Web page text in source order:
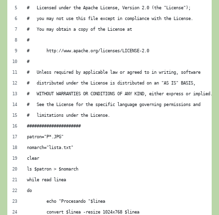
#   Licensed under the Apache License, Version 2.0 (the "License");
#   you may not use this file except in compliance with the License.
#   You may obtain a copy of the License at
#
#       http://www.apache.org/licenses/LICENSE-2.0
#
#   Unless required by applicable law or agreed to in writing, software
#   distributed under the License is distributed on an "AS IS" BASIS,
#   WITHOUT WARRANTIES OR CONDITIONS OF ANY KIND, either express or implied.
#   See the License for the specific language governing permissions and
#   limitations under the License.
######################
patron="P*.JPG"
nomarch="lista.txt"
clear
ls $patron > $nomarch
while read linea
do
        echo "Procesando "$linea
        convert $linea -resize 1024x768 $linea